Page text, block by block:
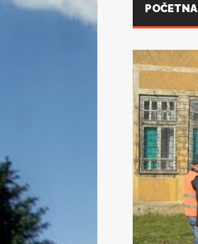
POČETNA